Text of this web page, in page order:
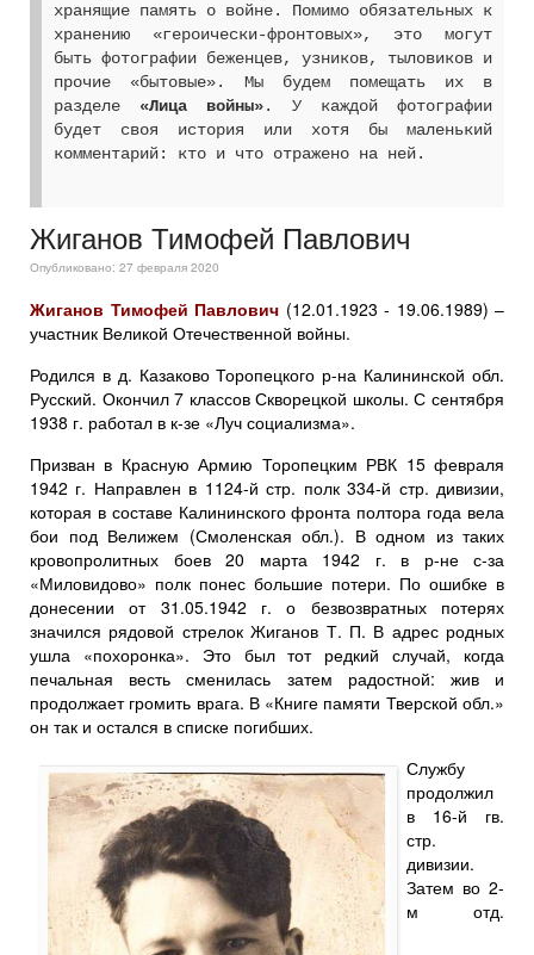
хранящие память о войне. Помимо обязательных к
хранению «героически-фронтовых», это могут
быть фотографии беженцев, узников, тыловиков и
прочие «бытовые». Мы будем помещать их в
разделе «Лица войны». У каждой фотографии
будет своя история или хотя бы маленький
комментарий: кто и что отражено на ней.
Жиганов Тимофей Павлович
Опубликовано: 27 февраля 2020
Жиганов Тимофей Павлович (12.01.1923 - 19.06.1989) –
участник Великой Отечественной войны.
Родился в д. Казаково Торопецкого р-на Калининской обл.
Русский. Окончил 7 классов Скворецкой школы. С сентября
1938 г. работал в к-зе «Луч социализма».
Призван в Красную Армию Торопецким РВК 15 февраля
1942 г. Направлен в 1124-й стр. полк 334-й стр. дивизии,
которая в составе Калининского фронта полтора года вела
бои под Велижем (Смоленская обл.). В одном из таких
кровопролитных боев 20 марта 1942 г. в р-не с-за
«Миловидово» полк понес большие потери. По ошибке в
донесении от 31.05.1942 г. о безвозвратных потерях
значился рядовой стрелок Жиганов Т. П. В адрес родных
ушла «похоронка». Это был тот редкий случай, когда
печальная весть сменилась затем радостной: жив и
продолжает громить врага. В «Книге памяти Тверской обл.»
он так и остался в списке погибших.
Службу
продолжил
в 16-й гв.
стр.
дивизии.
Затем во 2-
м отд.